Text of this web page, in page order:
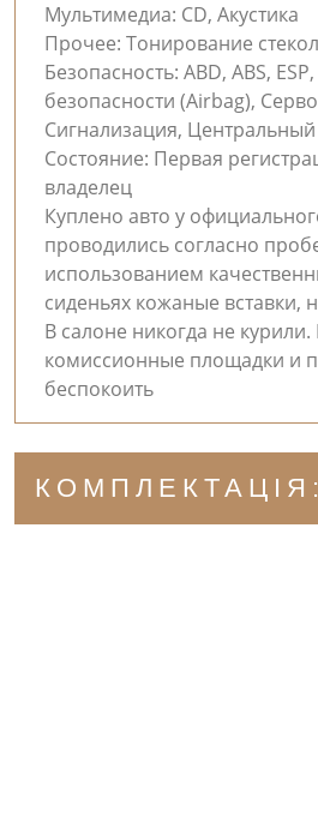
Мультимедиа: CD, Акустика
Прочее: Тонирование стекол
Безопасность: ABD, ABS,
безопасности (Airbag),
Сигнализация,
Состояние: Первая
владелец
Куплено авто у
проводились согласно
использованием
сиденьях кожаные вставки,
В салоне никогда не
комиссионные площадки и
беспокоить
КОМПЛЕКТАЦІЯ: